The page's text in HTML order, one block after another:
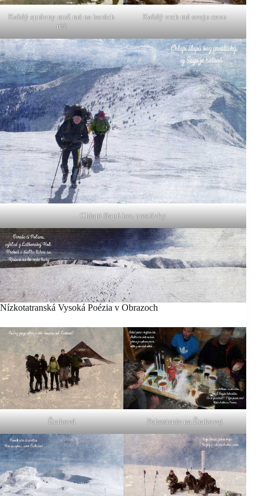
Každý správny muž má na horách
rúž
Každý vrch má svoju cenu
Chlapi šlapú bez prestávky
Nízkotatranská Vysoká Poézia v Obrazoch
Ďurková Pohostenie na Ďurkovej